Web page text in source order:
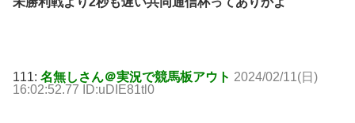
111: 名無しさん＠実況で競馬板アウト 2024/02/11(日)
16:02:52.77 ID:uDIE81tl0